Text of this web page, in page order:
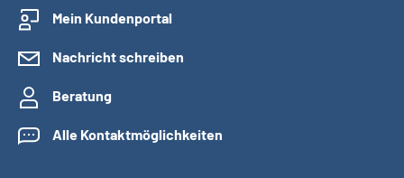
Mein Kundenportal
Nachricht schreiben
Beratung
Alle Kontaktmöglichkeiten